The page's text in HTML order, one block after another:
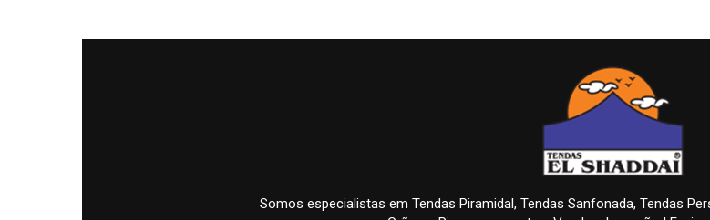
Somos especialistas em Tendas Piramidal, Tendas Sanfonada, Tendas